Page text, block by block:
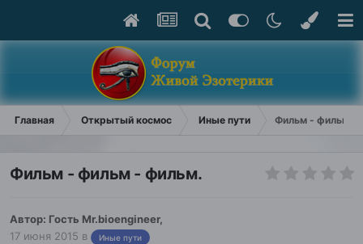
Главная Открытый космос Иные пути Фильм - фильм -
Фильм - фильм - фильм.
Автор: Гость Mr.bioengineer,
17 июня 2015 в Иные пути